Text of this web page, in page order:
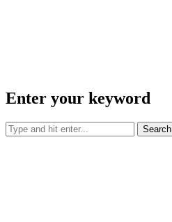
Enter your keyword
Search